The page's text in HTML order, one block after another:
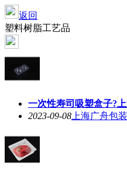
返回
塑料树脂工艺品
一次性寿司吸塑盒子?
2023-09-08 上海广舟包